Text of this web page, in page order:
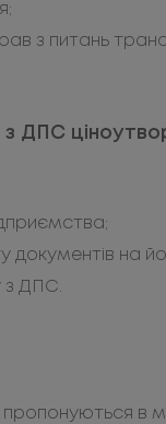
з питань
ДПС
документів на
з ДПС.
пропонуються в